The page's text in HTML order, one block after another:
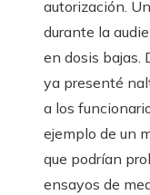
autorización.
durante la
en dosis bajas.
ya presenté
a los
ejemplo de un
que podrían
ensayos de